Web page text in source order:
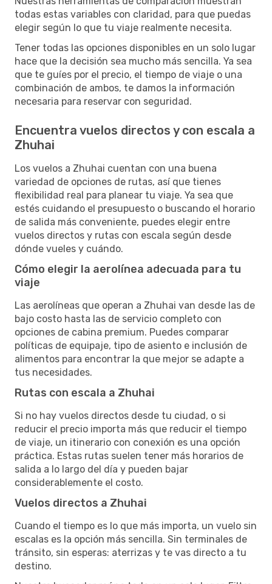
todas estas variables con claridad, para que puedas
elegir según lo que tu viaje realmente necesita.
Tener todas las opciones disponibles en un solo lugar
hace que la decisión sea mucho más sencilla. Ya sea
que te guíes por el precio, el tiempo de viaje o una
combinación de ambos, te damos la información
necesaria para reservar con seguridad.
Encuentra vuelos directos y con escala a
Zhuhai
Los vuelos a Zhuhai cuentan con una buena
variedad de opciones de rutas, así que tienes
flexibilidad real para planear tu viaje. Ya sea que
estés cuidando el presupuesto o buscando el horario
de salida más conveniente, puedes elegir entre
vuelos directos y rutas con escala según desde
dónde vueles y cuándo.
Cómo elegir la aerolínea adecuada para tu
viaje
Las aerolíneas que operan a Zhuhai van desde las de
bajo costo hasta las de servicio completo con
opciones de cabina premium. Puedes comparar
políticas de equipaje, tipo de asiento e inclusión de
alimentos para encontrar la que mejor se adapte a
tus necesidades.
Rutas con escala a Zhuhai
Si no hay vuelos directos desde tu ciudad, o si
reducir el precio importa más que reducir el tiempo
de viaje, un itinerario con conexión es una opción
práctica. Estas rutas suelen tener más horarios de
salida a lo largo del día y pueden bajar
considerablemente el costo.
Vuelos directos a Zhuhai
Cuando el tiempo es lo que más importa, un vuelo sin
escalas es la opción más sencilla. Sin terminales de
tránsito, sin esperas: aterrizas y te vas directo a tu
destino.